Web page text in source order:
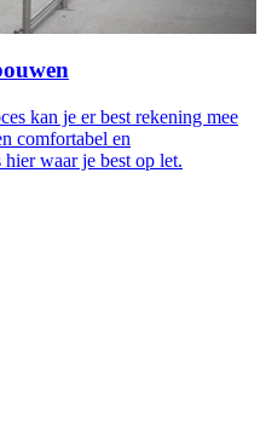
kan je er best rekening mee
comfortabel en
waar je best op let.